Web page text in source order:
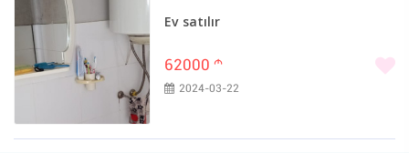
Şamaxı (9)
Ucar (9)
Mingəçevir (8)
Babək (6)
Ev satılır
62000 m
2024-03-22